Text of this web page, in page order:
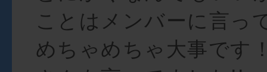
ことはメンバーに言っ
めちゃめちゃ大事です